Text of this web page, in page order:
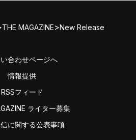
THE MAGAZINE>New Release
合わせページへ
情報提供
RSSフィード
ライター募集
に関する公表事項